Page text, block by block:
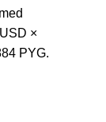
×
PYG.